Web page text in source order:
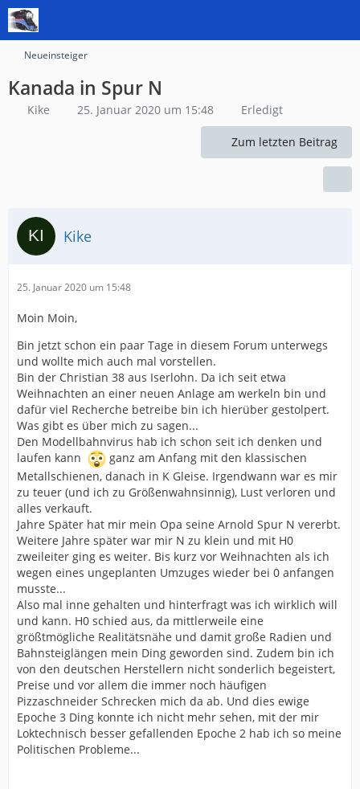
Neueinsteiger
Kanada in Spur N
Kike 25. Januar 2020 um 15:48 Erledigt
Zum letzten Beitrag
Kike
25. Januar 2020 um 15:48
Moin Moin,
Bin jetzt schon ein paar Tage in diesem Forum unterwegs
und wollte mich auch mal vorstellen.
Bin der Christian 38 aus Iserlohn. Da ich seit etwa
Weihnachten an einer neuen Anlage am werkeln bin und
dafür viel Recherche betreibe bin ich hierüber gestolpert.
Was gibt es über mich zu sagen...
Den Modellbahnvirus hab ich schon seit ich denken und
laufen kann
ganz am Anfang mit den klassischen
Metallschienen, danach in K Gleise. Irgendwann war es mir
zu teuer (und ich zu Größenwahnsinnig), Lust verloren und
alles verkauft.
Jahre Später hat mir mein Opa seine Arnold Spur N vererbt.
Weitere Jahre später war mir N zu klein und mit H0
zweileiter ging es weiter. Bis kurz vor Weihnachten als ich
wegen eines ungeplanten Umzuges wieder bei 0 anfangen
musste...
Also mal inne gehalten und hinterfragt was ich wirklich will
und kann. H0 schied aus, da mittlerweile eine
größtmögliche Realitätsnähe und damit große Radien und
Bahnsteiglängen mein Ding geworden sind. Zudem bin ich
von den deutschen Herstellern nicht sonderlich begeistert,
Preise und vor allem die immer noch häufigen
Pizzaschneider Schrecken mich da ab. Und dies ewige
Epoche 3 Ding konnte ich nicht mehr sehen, mit der mir
Loktechnisch besser gefallenden Epoche 2 hab ich so meine
Politischen Probleme...